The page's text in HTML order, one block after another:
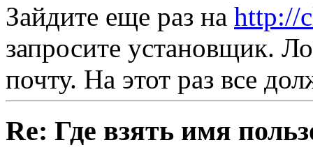
Зайдите еще раз на http://
запросите установщик.
почту. На этот раз все
Re: Где взять имя